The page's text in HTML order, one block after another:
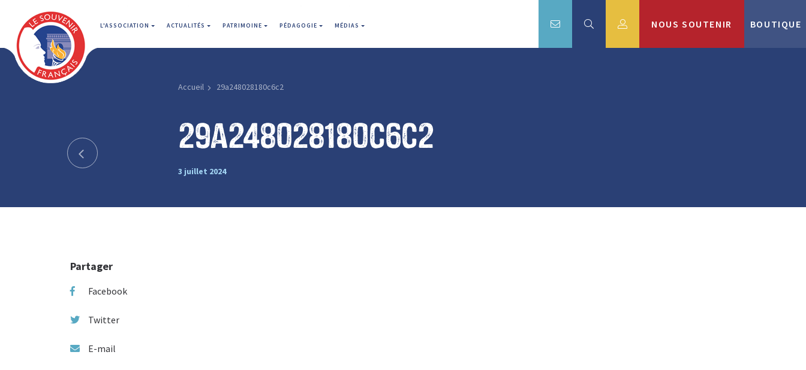
L'ASSOCIATION ACTUALITÉS PATRIMOINE PÉDAGOGIE MÉDIAS NOUS SOUTENIR BOUTIQUE
Accueil 29a248028180c6c2
29a248028180c6c2
3 juillet 2024
Partager
Facebook
Twitter
E-mail